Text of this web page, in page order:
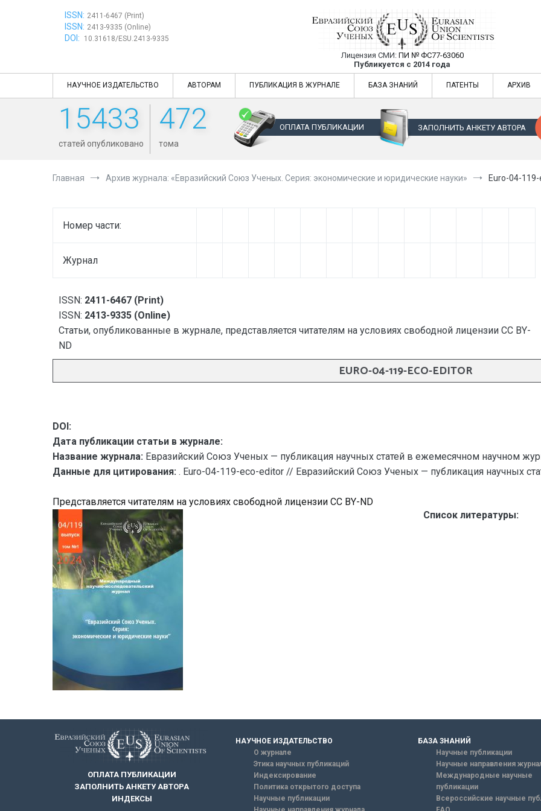
ISSN: 2411-6467 (Print)
ISSN: 2413-9335 (Online)
DOI: 10.31618/ESU.2413-9335
Евразийский Союз Ученых —
Лицензия СМИ: ПИ № ФС77-63060
Публикуется с 2014 года
Евразийский Союз Ученых — публикация научных статей в
НАУЧНОЕ ИЗДАТЕЛЬСТВО АВТОРАМ ПУБЛИКАЦИЯ В ЖУРНАЛЕ БАЗА ЗНАНИЙ ПАТЕНТЫ АРХИВ
15433
статей опубликовано
472
тома
ОПЛАТА ПУБЛИКАЦИИ ЗАПОЛНИТЬ АНКЕТУ АВТОРА
Главная Архив журнала: «Евразийский Союз Ученых. Серия: экономические и юридические науки» Euro-04-
Номер части:
Журнал
ISSN: 2411-6467 (Print)
ISSN: 2413-9335 (Online)
Статьи, опубликованные в журнале, представляется читателям на условиях свободной лицензии CC BY-
ND
EURO-04-119-ECO-EDITOR
DOI:
Дата публикации статьи в журнале:
Название журнала: Евразийский Союз Ученых — публикация научных статей в ежемесячном научном
Данные для цитирования: . Euro-04-119-eco-editor // Евразийский Союз Ученых — публикация научных
Представляется читателям на условиях свободной лицензии CC BY-ND
Список литературы:
ОПЛАТА ПУБЛИКАЦИИ
ЗАПОЛНИТЬ АНКЕТУ АВТОРА
ИНДЕКСЫ
НАУЧНОЕ ИЗДАТЕЛЬСТВО
О журнале
Этика научных публикаций
Индексирование
Политика открытого доступа
Научные публикации
БАЗА ЗНАНИЙ
Научные публикации
Научные направления
Международные научные
публикации
Всероссийские научные